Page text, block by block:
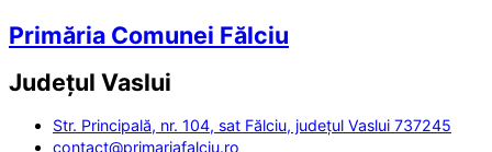
Primăria Comunei Fălciu
Județul Vaslui
Str. Principală, nr. 104, sat Fălciu, județul Vaslui 737245
contact@primariafalciu.ro